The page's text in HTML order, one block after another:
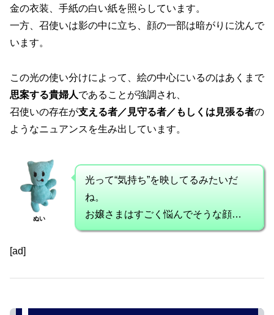
金の衣装、手紙の白い紙を照らしています。
一方、召使いは影の中に立ち、顔の一部は暗がりに沈んで
います。
この光の使い分けによって、絵の中心にいるのはあくまで
思案する貴婦人であることが強調され、
召使いの存在が支える者／見守る者／もしくは見張る者の
ようなニュアンスを生み出しています。
ぬい
光って“気持ち”を映してるみたいだ
ね。
お嬢さまはすごく悩んでそうな顔…
[ad]